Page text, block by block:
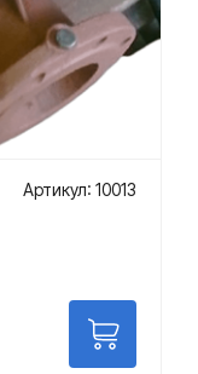
Артикул: 10013